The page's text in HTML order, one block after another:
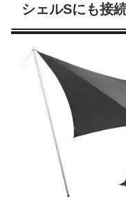
シェルSにも接